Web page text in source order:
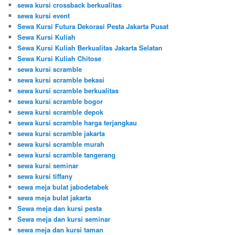
sewa kursi crossback berkualitas
sewa kursi event
Sewa Kursi Futura Dekorasi Pesta Jakarta Pusat
Sewa Kursi Kuliah
Sewa Kursi Kuliah Berkualitas Jakarta Selatan
Sewa Kursi Kuliah Chitose
sewa kursi scramble
sewa kursi scramble bekasi
sewa kursi scramble berkualitas
sewa kursi scramble bogor
sewa kursi scramble depok
sewa kursi scramble harga terjangkau
sewa kursi scramble jakarta
sewa kursi scramble murah
sewa kursi scramble tangerang
sewa kursi seminar
sewa kursi tiffany
sewa meja bulat jabodetabek
sewa meja bulat jakarta
Sewa meja dan kursi pesta
Sewa meja dan kursi seminar
sewa meja dan kursi taman